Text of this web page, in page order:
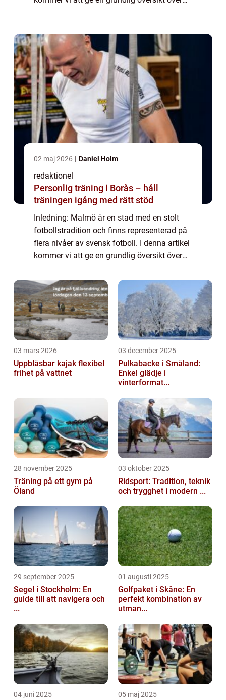
02 maj 2026 Daniel Holm
redaktionel
Personlig träning i Borås – håll
träningen igång med rätt stöd
Inledning: Malmö är en stad med en stolt
fotbollstradition och finns representerad på
flera nivåer av svensk fotboll. I denna artikel
kommer vi att ge en grundlig översikt över
fotboll i staden o...
03 mars 2026
Uppblåsbar kajak flexibel
frihet på vattnet
03 december 2025
Pulkabacke i Småland:
Enkel glädje i
vinterformat...
28 november 2025
Träning på ett gym på
Öland
03 oktober 2025
Ridsport: Tradition, teknik
och trygghet i modern ...
29 september 2025
Segel i Stockholm: En
guide till att navigera och
...
01 augusti 2025
Golfpaket i Skåne: En
perfekt kombination av
utman...
04 juni 2025 05 maj 2025